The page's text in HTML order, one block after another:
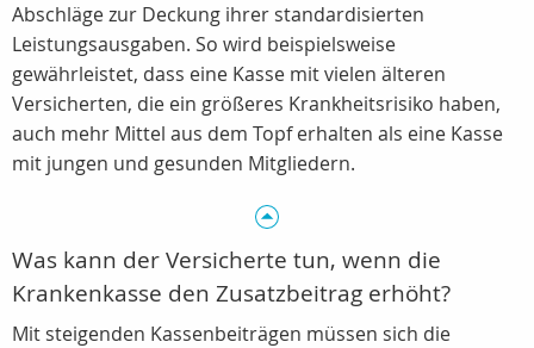
Abschläge zur Deckung ihrer standardisierten
Leistungsausgaben. So wird beispielsweise
gewährleistet, dass eine Kasse mit vielen älteren
Versicherten, die ein größeres Krankheitsrisiko haben,
auch mehr Mittel aus dem Topf erhalten als eine Kasse
mit jungen und gesunden Mitgliedern.
Was kann der Versicherte tun, wenn die
Krankenkasse den Zusatzbeitrag erhöht?
Mit steigenden Kassenbeiträgen müssen sich die